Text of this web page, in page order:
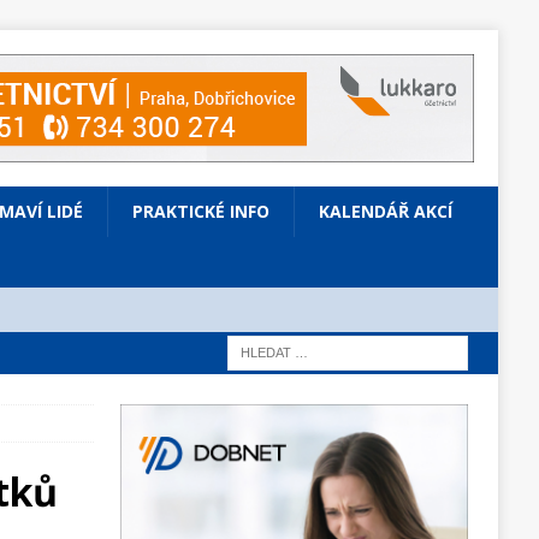
LIDÉ PRAKTICKÉ INFO KALENDÁŘ AKCÍ